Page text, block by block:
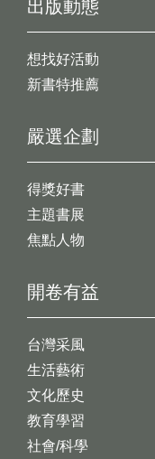
出版動態
想找好活動
新書特推薦
開卷有益
台灣采風
生活藝術
文化歷史
教育學習
社會/科學
嚴選企劃
得獎好書
主題書展
焦點人物